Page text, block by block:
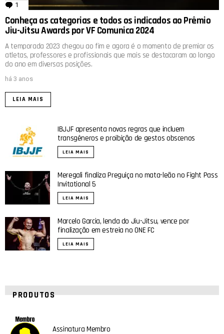
1 comentário
Conheça as categorias e todos os indicados ao Prêmio
Jiu-Jitsu Awards por VF Comunica 2024
A temporada 2023 chegou ao fim e agora é o momento de premiar os
atletas, professores e profissionais que mais se destacaram ao longo
do ano em diversas posições.
há 3 anos
LEIA MAIS
IBJJF apresenta novas regras que incluem
transgêneros e proibição de gestos obscenos
LEIA MAIS
Meregali finaliza Preguiça no mata-leão no Fight Pass
Invitational 5
LEIA MAIS
Marcelo Garcia, lenda do Jiu-Jitsu, vence por
finalização em estreia no ONE FC
LEIA MAIS
PRODUTOS
Assinatura Membro